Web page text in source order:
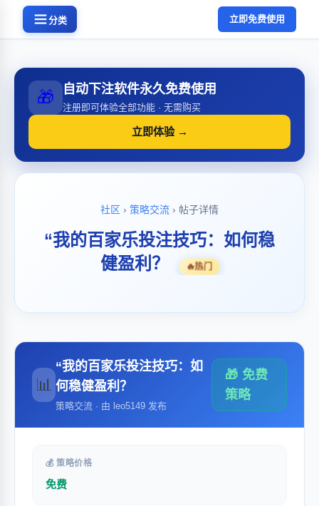
分类 立即免费使用
🎁 自动下注软件永久免费使用
注册即可体验全部功能 · 无需购买
立即体验 →
社区 › 策略交流 › 帖子详情
“我的百家乐投注技巧：如何稳
健盈利？
🔥热门
📊
“我的百家乐投注技巧：如
何稳健盈利？
策略交流 · 由 leo5149 发布
🎁 免费
策略
💰 策略价格
免费